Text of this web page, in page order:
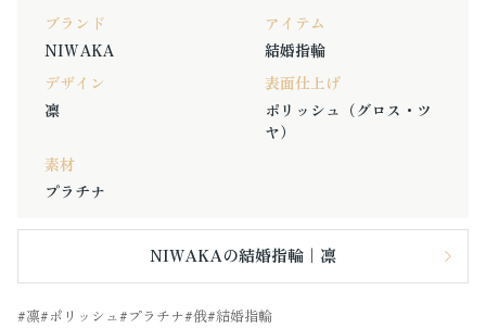
ブランド
NIWAKA
アイテム
結婚指輪
デザイン
凛
表面仕上げ
ポリッシュ（グロス・ツ
ヤ）
素材
プラチナ
NIWAKAの結婚指輪｜凛
凛 ポリッシュ プラチナ 俄 結婚指輪